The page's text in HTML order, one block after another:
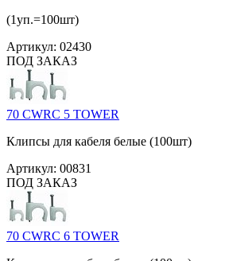
(1уп.=100шт)
Артикул: 02430
ПОД ЗАКАЗ
70 CWRC 5 TOWER
Клипсы для кабеля белые (100шт)
Артикул: 00831
ПОД ЗАКАЗ
70 CWRC 6 TOWER